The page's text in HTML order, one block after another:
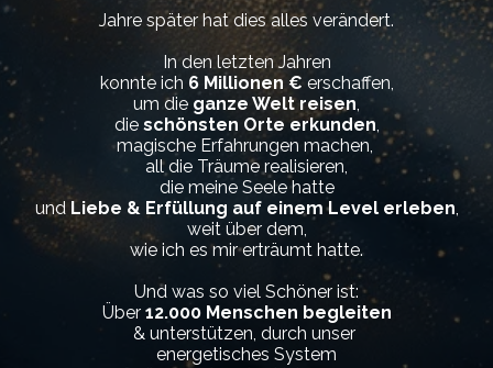
Jahre später hat dies alles verändert.
In den letzten Jahren
konnte ich 6 Millionen € erschaffen,
um die ganze Welt reisen
die schönsten Orte erkunden
magische Erfahrungen machen,
all die Träume realisieren,
die meine Seele hatte
und Liebe & Erfüllung auf einem Level erleben
weit über dem,
wie ich es mir erträumt hatte.
Und was so viel Schöner ist:
Über 12.000 Menschen begleiten
& unterstützen, durch unser
energetisches System